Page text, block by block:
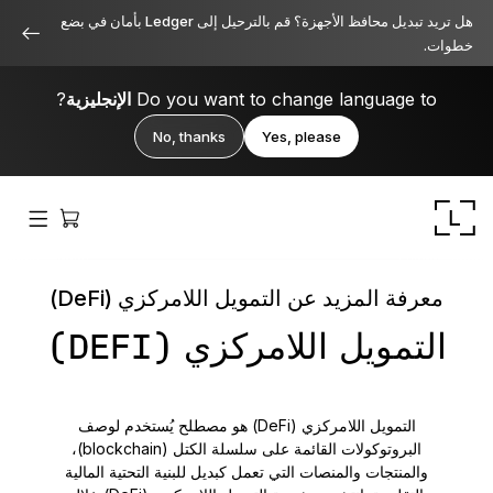
هل تريد تبديل محافظ الأجهزة؟ قم بالترحيل إلى Ledger بأمان في بضع
خطوات.
Do you want to change language to الإنجليزية?
Yes, please
No, thanks
متميز من جميع الزوايا
معرفة المزيد عن التمويل اللامركزي (DeFi)
التمويل اللامركزي (DEFI)
التمويل اللامركزي (DeFi) هو مصطلح يُستخدم لوصف
البروتوكولات القائمة على سلسلة الكتل (blockchain)،
والمنتجات والمنصات التي تعمل كبديل للبنية التحتية المالية